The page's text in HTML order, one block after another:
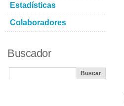
Estadísticas
Colaboradores
Buscador